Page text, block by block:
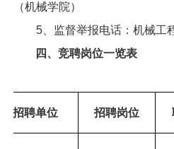
（机械学院）
5、监督举报电话：机械工
四、竞聘岗位一览表
招聘单位 招聘岗位